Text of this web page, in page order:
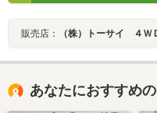
販売店： （株）トーサイ ４
あなたにおすすめ